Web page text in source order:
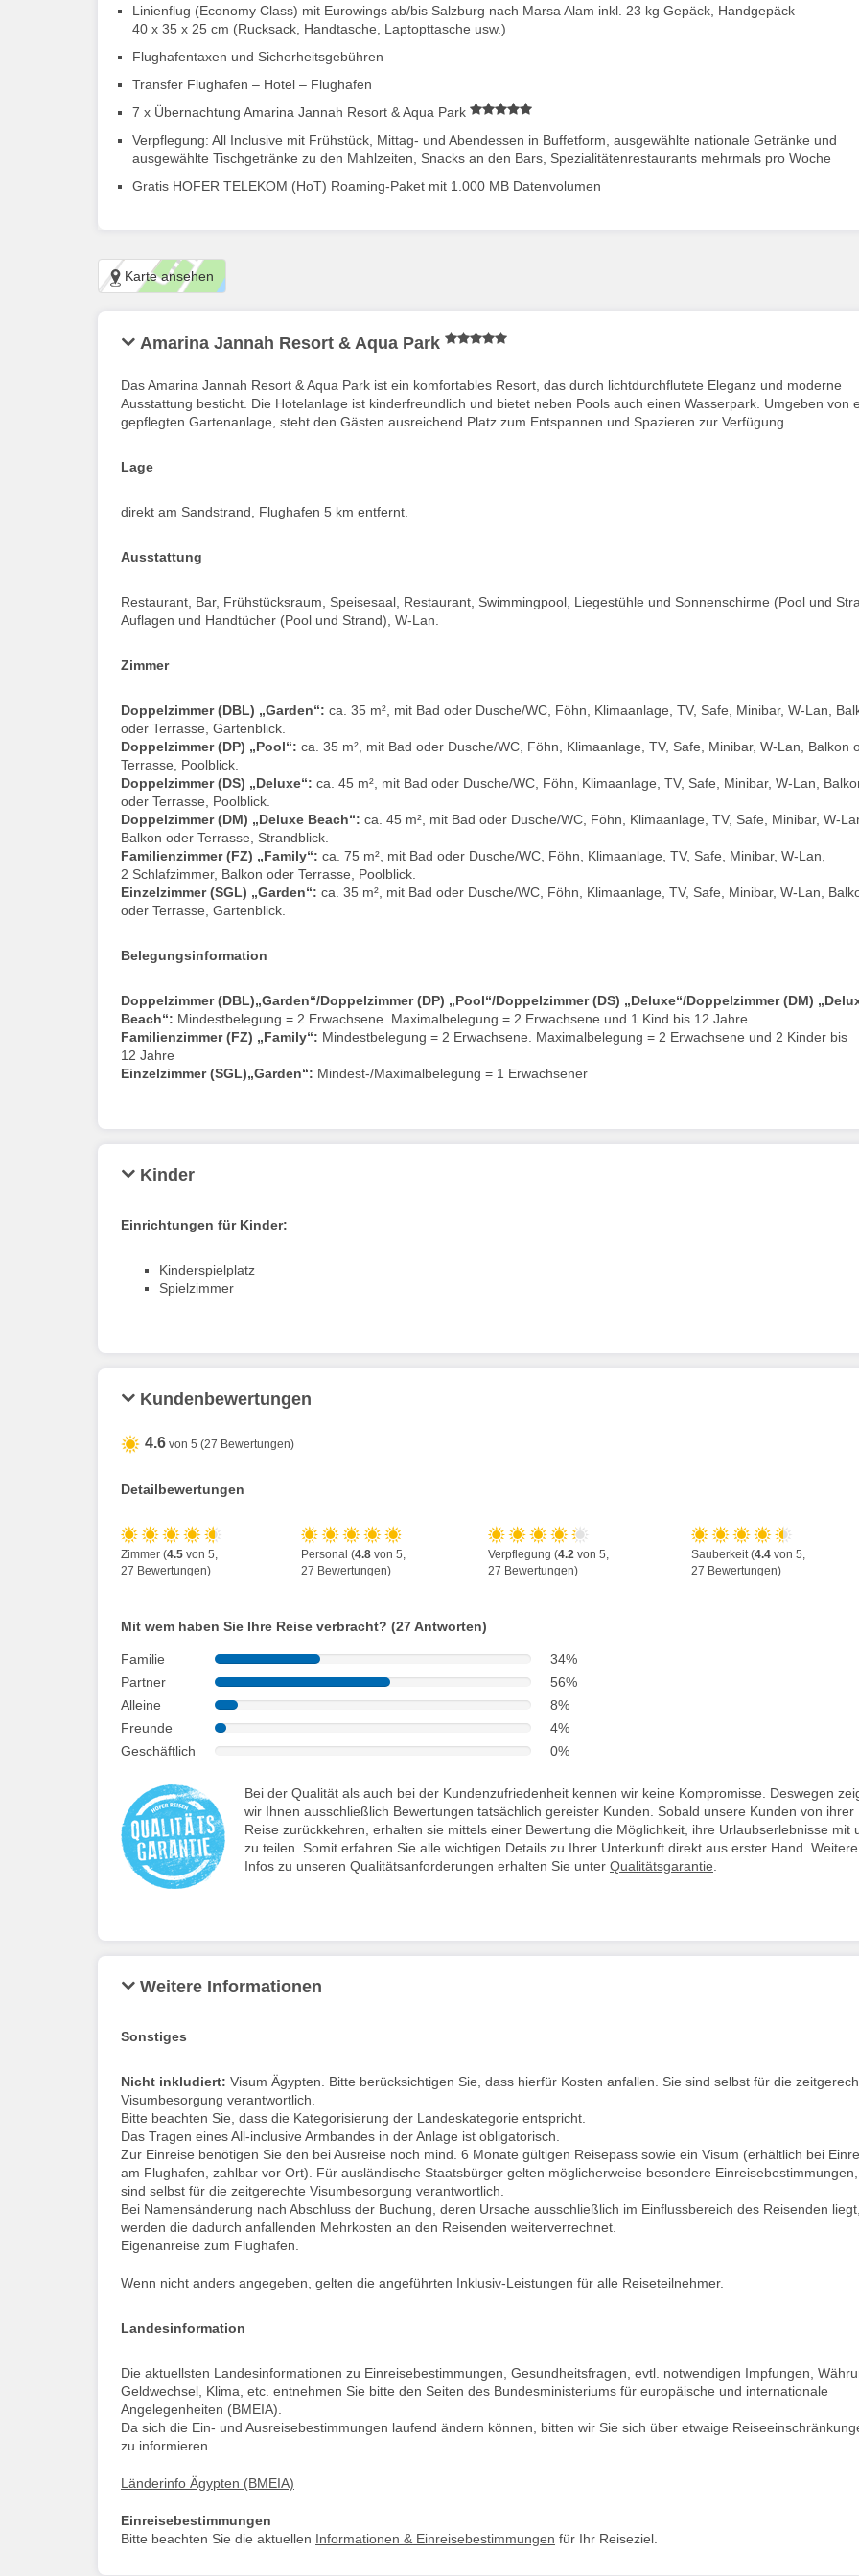
Linienflug (Economy Class) mit Eurowings ab/bis Salzburg nach Marsa Alam inkl. 23 kg Gepäck, Handgepäck
40 x 35 x 25 cm (Rucksack, Handtasche, Laptopttasche usw.)
Flughafentaxen und Sicherheitsgebühren
Transfer Flughafen – Hotel – Flughafen
7 x Übernachtung Amarina Jannah Resort & Aqua Park
Verpflegung: All Inclusive mit Frühstück, Mittag- und Abendessen in Buffetform, ausgewählte nationale Getränke und
ausgewählte Tischgetränke zu den Mahlzeiten, Snacks an den Bars, Spezialitätenrestaurants mehrmals pro Woche
Gratis HOFER TELEKOM (HoT) Roaming-Paket mit 1.000 MB Datenvolumen
Karte ansehen
Amarina Jannah Resort & Aqua Park
Das Amarina Jannah Resort & Aqua Park ist ein komfortables Resort, das durch lichtdurchflutete Eleganz und moderne
Ausstattung besticht. Die Hotelanlage ist kinderfreundlich und bietet neben Pools auch einen Wasserpark. Umgeben von
gepflegten Gartenanlage, steht den Gästen ausreichend Platz zum Entspannen und Spazieren zur Verfügung.
Lage
direkt am Sandstrand, Flughafen 5 km entfernt.
Ausstattung
Restaurant, Bar, Frühstücksraum, Speisesaal, Restaurant, Swimmingpool, Liegestühle und Sonnenschirme (Pool und
Auflagen und Handtücher (Pool und Strand), W-Lan.
Zimmer
Doppelzimmer (DBL) „Garden“: ca. 35 m², mit Bad oder Dusche/WC, Föhn, Klimaanlage, TV, Safe, Minibar, W-Lan,
oder Terrasse, Gartenblick.
Doppelzimmer (DP) „Pool“: ca. 35 m², mit Bad oder Dusche/WC, Föhn, Klimaanlage, TV, Safe, Minibar, W-Lan, Balkon
Terrasse, Poolblick.
Doppelzimmer (DS) „Deluxe“: ca. 45 m², mit Bad oder Dusche/WC, Föhn, Klimaanlage, TV, Safe, Minibar, W-Lan,
oder Terrasse, Poolblick.
Doppelzimmer (DM) „Deluxe Beach“: ca. 45 m², mit Bad oder Dusche/WC, Föhn, Klimaanlage, TV, Safe, Minibar, W-
Balkon oder Terrasse, Strandblick.
Familienzimmer (FZ) „Family“: ca. 75 m², mit Bad oder Dusche/WC, Föhn, Klimaanlage, TV, Safe, Minibar, W-Lan,
2 Schlafzimmer, Balkon oder Terrasse, Poolblick.
Einzelzimmer (SGL) „Garden“: ca. 35 m², mit Bad oder Dusche/WC, Föhn, Klimaanlage, TV, Safe, Minibar, W-Lan,
oder Terrasse, Gartenblick.
Belegungsinformation
Doppelzimmer (DBL)„Garden“/Doppelzimmer (DP) „Pool“/Doppelzimmer (DS) „Deluxe“/Doppelzimmer (DM)
Beach“: Mindestbelegung = 2 Erwachsene. Maximalbelegung = 2 Erwachsene und 1 Kind bis 12 Jahre
Familienzimmer (FZ) „Family“: Mindestbelegung = 2 Erwachsene. Maximalbelegung = 2 Erwachsene und 2 Kinder bis
12 Jahre
Einzelzimmer (SGL)„Garden“: Mindest-/Maximalbelegung = 1 Erwachsener
Kinder
Einrichtungen für Kinder:
Kinderspielplatz
Spielzimmer
Kundenbewertungen
4.6 von 5 (27 Bewertungen)
Detailbewertungen
Zimmer (4.5 von 5,
27 Bewertungen)
Personal (4.8von 5,
27 Bewertungen)
Verpflegung (4.2 von 5,
27 Bewertungen)
Sauberkeit (4.4von 5,
27 Bewertungen)
Mit wem haben Sie Ihre Reise verbracht? (27 Antworten)
Familie
34%
Partner
56%
Alleine
8%
Freunde
4%
Geschäftlich
0%
Bei der Qualität als auch bei der Kundenzufriedenheit kennen wir keine Kompromisse. Deswegen
wir Ihnen ausschließlich Bewertungen tatsächlich gereister Kunden. Sobald unsere Kunden von ihrer
Reise zurückkehren, erhalten sie mittels einer Bewertung die Möglichkeit, ihre Urlaubserlebnisse mit
zu teilen. Somit erfahren Sie alle wichtigen Details zu Ihrer Unterkunft direkt aus erster Hand. Weitere
Infos zu unseren Qualitätsanforderungen erhalten Sie unter Qualitätsgarantie
Weitere Informationen
Sonstiges
Nicht inkludiert: Visum Ägypten. Bitte berücksichtigen Sie, dass hierfür Kosten anfallen. Sie sind selbst für die
Visumbesorgung verantwortlich.
Bitte beachten Sie, dass die Kategorisierung der Landeskategorie entspricht.
Das Tragen eines All-inclusive Armbandes in der Anlage ist obligatorisch.
Zur Einreise benötigen Sie den bei Ausreise noch mind. 6 Monate gültigen Reisepass sowie ein Visum (erhältlich bei
am Flughafen, zahlbar vor Ort). Für ausländische Staatsbürger gelten möglicherweise besondere
sind selbst für die zeitgerechte Visumbesorgung verantwortlich.
Bei Namensänderung nach Abschluss der Buchung, deren Ursache ausschließlich im Einflussbereich des Reisenden liegt,
werden die dadurch anfallenden Mehrkosten an den Reisenden weiterverrechnet.
Eigenanreise zum Flughafen.
Wenn nicht anders angegeben, gelten die angeführten Inklusiv-Leistungen für alle Reiseteilnehmer.
Landesinformation
Die aktuellsten Landesinformationen zu Einreisebestimmungen, Gesundheitsfragen, evtl. notwendigen Impfungen,
Geldwechsel, Klima, etc. entnehmen Sie bitte den Seiten des Bundesministeriums für europäische und internationale
Angelegenheiten (BMEIA).
Da sich die Ein- und Ausreisebestimmungen laufend ändern können, bitten wir Sie sich über etwaige
zu informieren.
Länderinfo Ägypten (BMEIA)
Einreisebestimmungen
Bitte beachten Sie die aktuellen Informationen & Einreisebestimmungen für Ihr Reiseziel.